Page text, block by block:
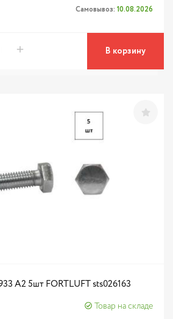
Самовывоз: 10.08.2026
В корзину
A2 5шт FORTLUFT sts026163
Товар на складе